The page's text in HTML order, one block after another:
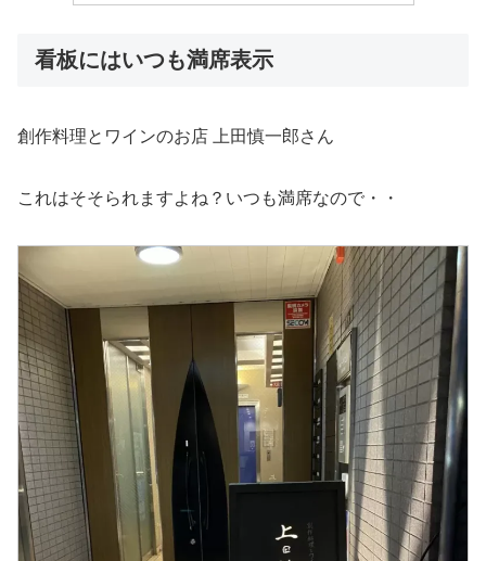
看板にはいつも満席表示
創作料理とワインのお店 上田慎一郎さん
これはそそられますよね？いつも満席なので・・